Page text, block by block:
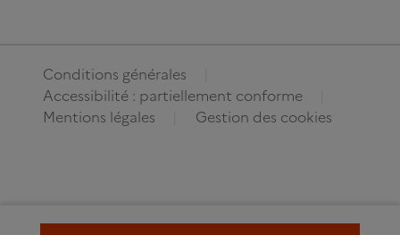
Conditions générales
Accessibilité : partiellement conforme
Mentions légales
Gestion des cookies